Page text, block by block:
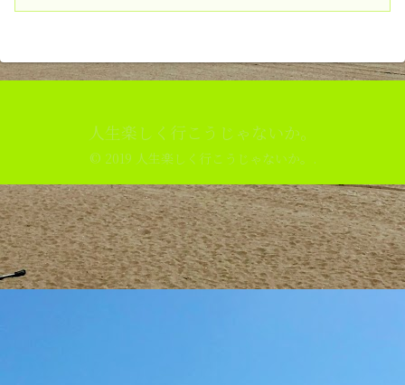
人生楽しく行こうじゃないか。
© 2019 人生楽しく行こうじゃないか。.